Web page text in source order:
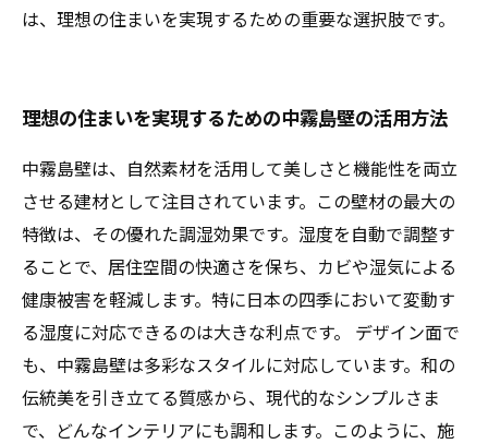
は、理想の住まいを実現するための重要な選択肢です。
理想の住まいを実現するための中霧島壁の活用方法
中霧島壁は、自然素材を活用して美しさと機能性を両立
させる建材として注目されています。この壁材の最大の
特徴は、その優れた調湿効果です。湿度を自動で調整す
ることで、居住空間の快適さを保ち、カビや湿気による
健康被害を軽減します。特に日本の四季において変動す
る湿度に対応できるのは大きな利点です。 デザイン面で
も、中霧島壁は多彩なスタイルに対応しています。和の
伝統美を引き立てる質感から、現代的なシンプルさま
で、どんなインテリアにも調和します。このように、施